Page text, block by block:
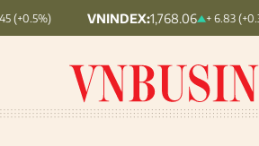
VNINDEX: 1,768.06 + 6.83 (+0.39%)